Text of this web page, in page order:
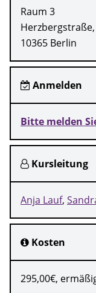
Raum 3
Herzbergstraße,
10365 Berlin
Anmelden
Bitte melden
Kursleitung
Anja Lauf
Kosten
295,00€,